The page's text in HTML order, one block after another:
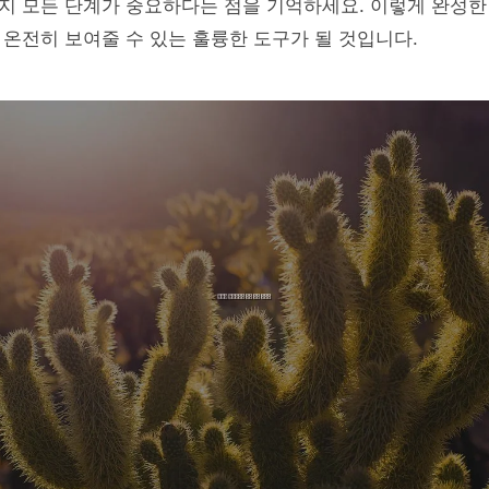
모든 단계가 중요하다는 점을 기억하세요. 이렇게 완성
전히 보여줄 수 있는 훌륭한 도구가 될 것입니다.